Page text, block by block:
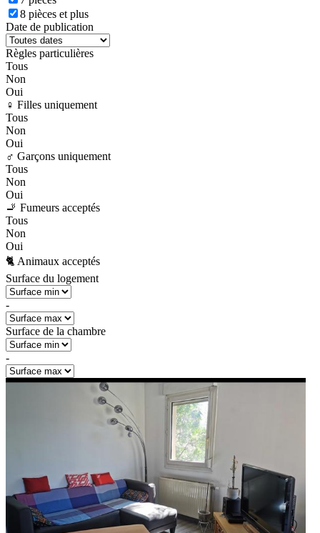
8 pièces et plus
Date de publication
Règles particulières
Tous
Non
Oui
♀️ Filles uniquement
Tous
Non
Oui
♂️ Garçons uniquement
Tous
Non
Oui
🚬 Fumeurs acceptés
Tous
Non
Oui
🐈 Animaux acceptés
Surface du logement
-
Surface de la chambre
-